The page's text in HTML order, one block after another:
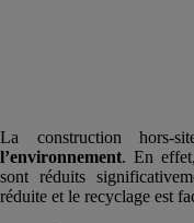
La construction hors-
l’environnement. En
sont réduits
réduite et le recyclage est